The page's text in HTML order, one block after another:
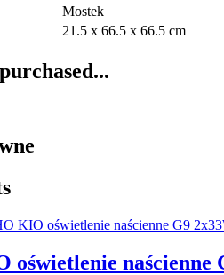
Mostek
21.5 x 66.5 x 66.5 cm
oświetlenie naścienne